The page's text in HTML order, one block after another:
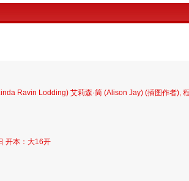
Ravin Lodding) 艾莉森·简 (Alison Jay) (插图作者),
开本：大16开